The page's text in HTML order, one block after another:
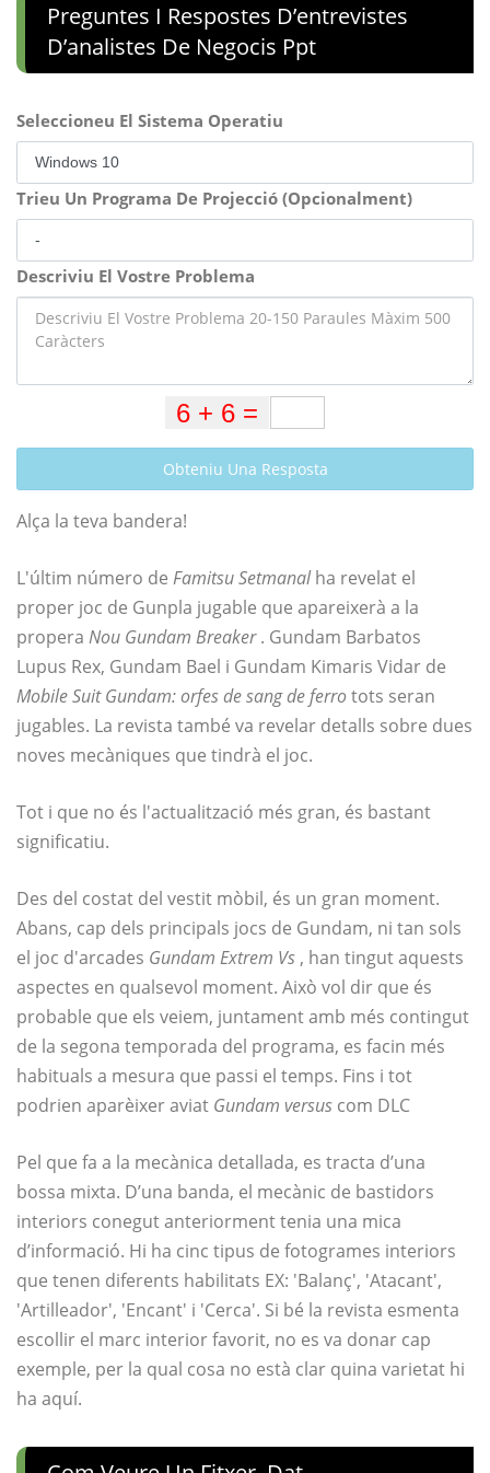
Preguntes I Respostes D’entrevistes
D’analistes De Negocis Ppt
Seleccioneu El Sistema Operatiu
Trieu Un Programa De Projecció (Opcionalment)
Descriviu El Vostre Problema
Obteniu Una Resposta
Alça la teva bandera!
L'últim número de Famitsu Setmanalha revelat el
proper joc de Gunpla jugable que apareixerà a la
propera Nou Gundam Breaker. Gundam Barbatos
Lupus Rex, Gundam Bael i Gundam Kimaris Vidar de
Mobile Suit Gundam: orfes de sang de ferrotots seran
jugables. La revista també va revelar detalls sobre dues
noves mecàniques que tindrà el joc.
Tot i que no és l'actualització més gran, és bastant
significatiu.
Des del costat del vestit mòbil, és un gran moment.
Abans, cap dels principals jocs de Gundam, ni tan sols
el joc d'arcades Gundam Extrem Vs , han tingut aquests
aspectes en qualsevol moment. Això vol dir que és
probable que els veiem, juntament amb més contingut
de la segona temporada del programa, es facin més
habituals a mesura que passi el temps. Fins i tot
podrien aparèixer aviat Gundam versus com DLC
Pel que fa a la mecànica detallada, es tracta d’una
bossa mixta. D’una banda, el mecànic de bastidors
interiors conegut anteriorment tenia una mica
d’informació. Hi ha cinc tipus de fotogrames interiors
que tenen diferents habilitats EX: 'Balanç', 'Atacant',
'Artilleador', 'Encant' i 'Cerca'. Si bé la revista esmenta
escollir el marc interior favorit, no es va donar cap
exemple, per la qual cosa no està clar quina varietat hi
ha aquí.